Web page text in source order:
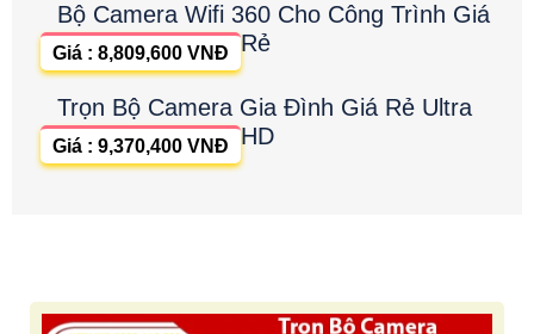
Bộ Camera Wifi 360 Cho Công Trình Giá
Rẻ
Giá : 8,809,600 VNĐ
Trọn Bộ Camera Gia Đình Giá Rẻ Ultra
HD
Giá : 9,370,400 VNĐ